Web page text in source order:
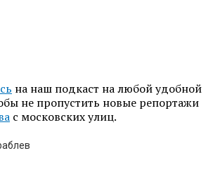
на наш подкаст на любой удобной
не пропустить новые репортажи
с московских улиц.